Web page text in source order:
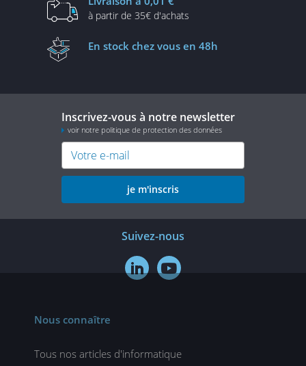
à partir de 35€ d'achats
En stock chez vous en 48h
Inscrivez-vous à notre newsletter
voir notre politique de protection des données
je m'inscris
Suivez-nous
 
Nous connaître
Tous nos articles d'informatique